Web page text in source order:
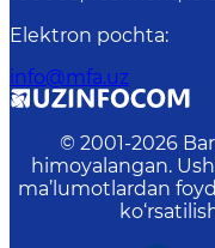
Elektron pochta:
info@mfa.uz
© 2001-2026
himoyalangan.
ma’lumotlardan